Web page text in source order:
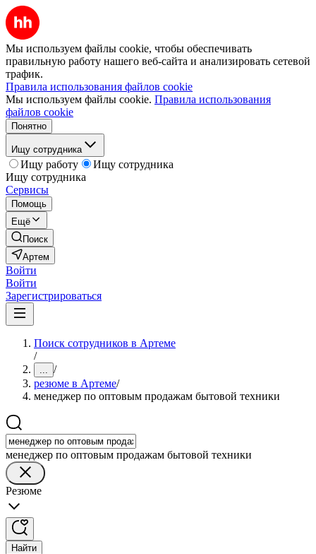
Мы используем файлы cookie, чтобы обеспечивать
правильную работу нашего веб-сайта и анализировать сетевой
трафик.
Правила использования файлов cookie
Мы используем файлы cookie. Правила использования
файлов cookie
Понятно
Ищу сотрудника
Ищу работу
Ищу сотрудника
Ищу сотрудника
Сервисы
Помощь
Ещё
Поиск
Артем
Войти
Войти
Зарегистрироваться
Поиск сотрудников в Артеме
/
... /
резюме в Артеме/
менеджер по оптовым продажам бытовой техники
менеджер по оптовым продажам бытовой техники
Резюме
Найти